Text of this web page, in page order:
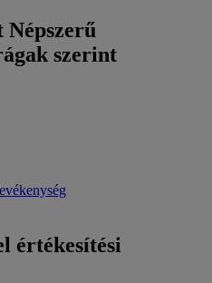
Népszerű
szerint
értékesítési